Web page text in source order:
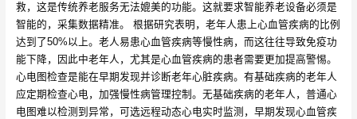
救，这是传统养老服务无法媲美的功能。这就要求智能养老设备必须是
智能的，采集数据精准。 根据研究表明，老年人患上心血管疾病的比例
达到了50%以上。老人易患心血管疾病等慢性病，而这往往导致免疫功
能下降，因此中老年人，尤其是心血管疾病的患者需要更加提高警惕。
心电图检查是能在早期发现并诊断老年心脏疾病。有基础疾病的老年人
应定期检查心电，加强慢性病管理控制。无基础疾病的老年人，普通心
电图难以检测到异常，可选远程动态心电实时监测，早期发现心血管疾